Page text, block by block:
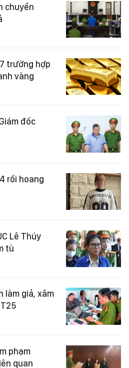
chuyển
trường hợp
vàng
đốc
rồi hoang
Lê Thúy
tù
làm giả, xâm
phạm
quan